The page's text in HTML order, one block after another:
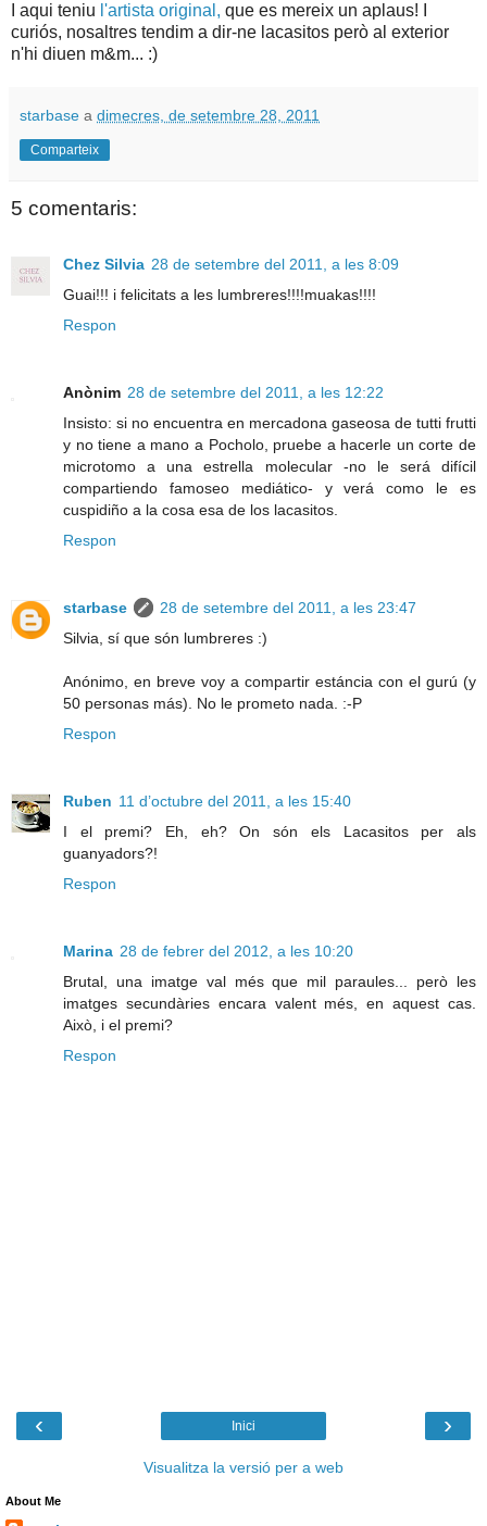
I aqui teniu l'artista original, que es mereix un aplaus! I
curiós, nosaltres tendim a dir-ne lacasitos però al exterior
n'hi diuen m&m... :)
starbase a dimecres, de setembre 28, 2011
Comparteix
5 comentaris:
Chez Silvia 28 de setembre del 2011, a les 8:09
Guai!!! i felicitats a les lumbreres!!!!muakas!!!!
Respon
Anònim 28 de setembre del 2011, a les 12:22
Insisto: si no encuentra en mercadona gaseosa de tutti frutti
y no tiene a mano a Pocholo, pruebe a hacerle un corte de
microtomo a una estrella molecular -no le será difícil
compartiendo famoseo mediático- y verá como le es
cuspidiño a la cosa esa de los lacasitos.
Respon
starbase
28 de setembre del 2011, a les 23:47
Silvia, sí que són lumbreres :)
Anónimo, en breve voy a compartir estáncia con el gurú (y
50 personas más). No le prometo nada. :-P
Respon
Ruben 11 d’octubre del 2011, a les 15:40
I el premi? Eh, eh? On són els Lacasitos per als
guanyadors?!
Respon
Marina 28 de febrer del 2012, a les 10:20
Brutal, una imatge val més que mil paraules... però les
imatges secundàries encara valent més, en aquest cas.
Això, i el premi?
Respon
‹ ›
Inici
Visualitza la versió per a web
About Me